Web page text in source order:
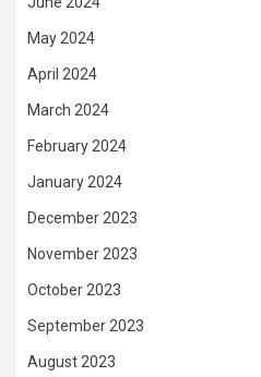
May 2024
April 2024
March 2024
February 2024
January 2024
December 2023
November 2023
October 2023
September 2023
August 2023